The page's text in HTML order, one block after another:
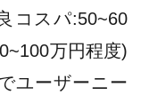
コスパ:50~60
万円程度)
ユーザーニー